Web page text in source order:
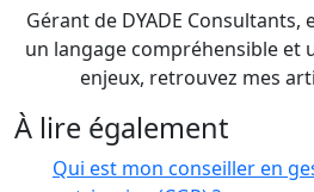
Gérant de DYADE Consultants,
un langage compréhensible et
enjeux, retrouvez mes
À lire également
Qui est mon conseiller en